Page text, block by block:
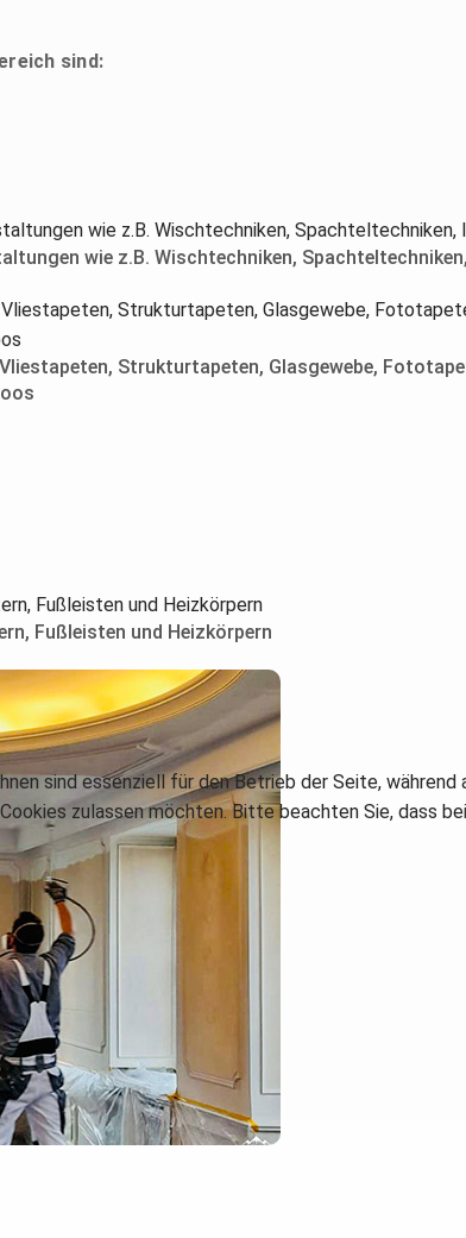
sind:
wie z.B. Wischtechniken,
Strukturtapeten, Glasgewebe,
Fußleisten und Heizkörpern
sind essenziell für den Betrieb der Seite,
zulassen möchten. Bitte beachten Sie, dass